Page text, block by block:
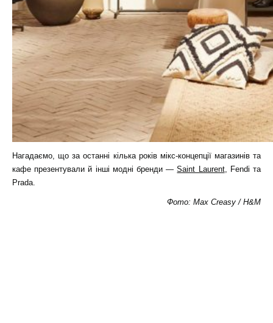
Нагадаємо, що за останні кілька років мікс-концепції магазинів та
кафе презентували й інші модні бренди —Saint Laurent, Fendi та
Prada.
Фото: Max Creasy / H&M